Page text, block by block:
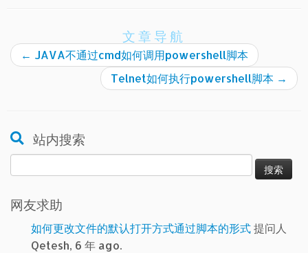
文章导航
← JAVA不通过cmd如何调用powershell脚本
Telnet如何执行powershell脚本 →
站内搜索
索：
网友求助
如何更改文件的默认打开方式通过脚本的形式提问人
Qetesh, 6 年 ago.